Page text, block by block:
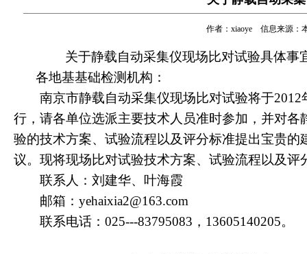
作者：xiaoye 信息来源：
关于静载自动采集仪现场比对试验具体事
各地基基础检测机构：
南京市静载自动采集仪现场比对试验将于2012
行，请各单位选派主要技术人员准时参加，并对
验的技术方案、试验流程以及评分标准提出宝贵的
议。现将现场比对试验技术方案、 试验流程以及评
联系人：刘建华、叶海霞
邮箱： yehaixia2@163.com
联系电话： 025---83795083 ， 13605140205。